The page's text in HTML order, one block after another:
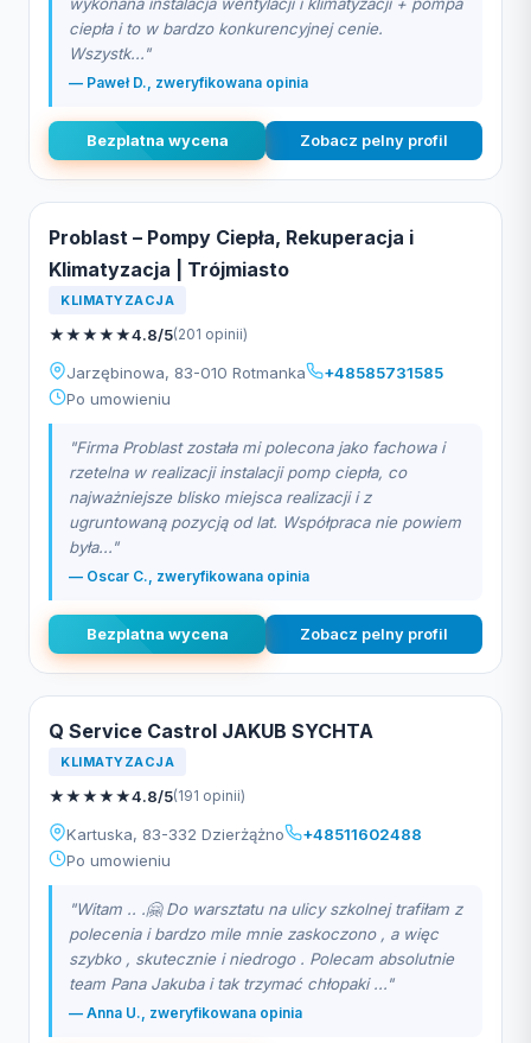
ciepła i to w bardzo konkurencyjnej cenie.
Wszystk..."
— Paweł D., zweryfikowana opinia
Bezplatna wycena Zobacz pelny profil
Problast – Pompy Ciepła, Rekuperacja i
Klimatyzacja | Trójmiasto
KLIMATYZACJA
★★★★★4.8/5(201 opinii)
Jarzębinowa, 83-010 Rotmanka
+48585731585
Po umowieniu
"Firma Problast została mi polecona jako fachowa i
rzetelna w realizacji instalacji pomp ciepła, co
najważniejsze blisko miejsca realizacji i z
ugruntowaną pozycją od lat. Współpraca nie powiem
była..."
— Oscar C., zweryfikowana opinia
Bezplatna wycena Zobacz pelny profil
Q Service Castrol JAKUB SYCHTA
KLIMATYZACJA
★★★★★4.8/5(191 opinii)
Kartuska, 83-332 Dzierżążno
+48511602488
Po umowieniu
"Witam .. .🤗 Do warsztatu na ulicy szkolnej trafiłam z
polecenia i bardzo mile mnie zaskoczono , a więc
szybko , skutecznie i niedrogo . Polecam absolutnie
team Pana Jakuba i tak trzymać chłopaki ..."
— Anna U., zweryfikowana opinia